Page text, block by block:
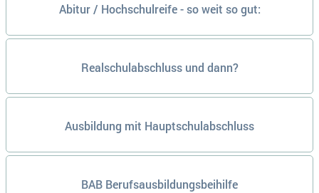
Abitur / Hochschulreife - so weit so gut:
Realschulabschluss und dann?
Ausbildung mit Hauptschulabschluss
BAB Berufsausbildungsbeihilfe